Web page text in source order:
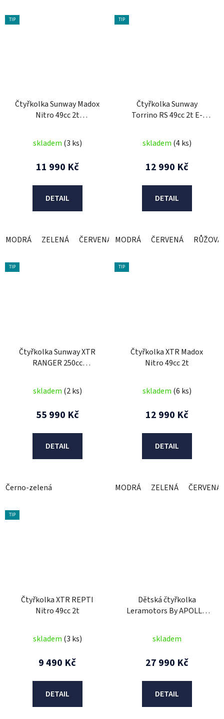
TIP
Čtyřkolka Sunway Madox
Nitro 49cc 2t
skladem (3 ks)
11 990 Kč
DETAIL
MODRÁ ZELENÁ ČERVENÁ
TIP
Čtyřkolka Sunway
Torrino RS 49cc 2t E-
karburátor )
skladem (4 ks)
12 990 Kč
DETAIL
MODRÁ ČERVENÁ RŮŽOVÁ
TIP
Čtyřkolka Sunway XTR
RANGER 250cc
skladem (2 ks)
55 990 Kč
DETAIL
Černo-zelená
TIP
Čtyřkolka XTR Madox
Nitro 49cc 2t
skladem (6 ks)
12 990 Kč
DETAIL
MODRÁ ZELENÁ ČERVENÁ
TIP
Čtyřkolka XTR REPTI
Nitro 49cc 2t
skladem (3 ks)
9 490 Kč
DETAIL
Dětská čtyřkolka
Leramotors By APOLLO
skladem
27 990 Kč
DETAIL